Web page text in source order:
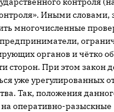
Иными словами,
многочисленные
органов и чётко
сторон. При этом закон
уже урегулированных
Так, положения
оперативно-разыскные